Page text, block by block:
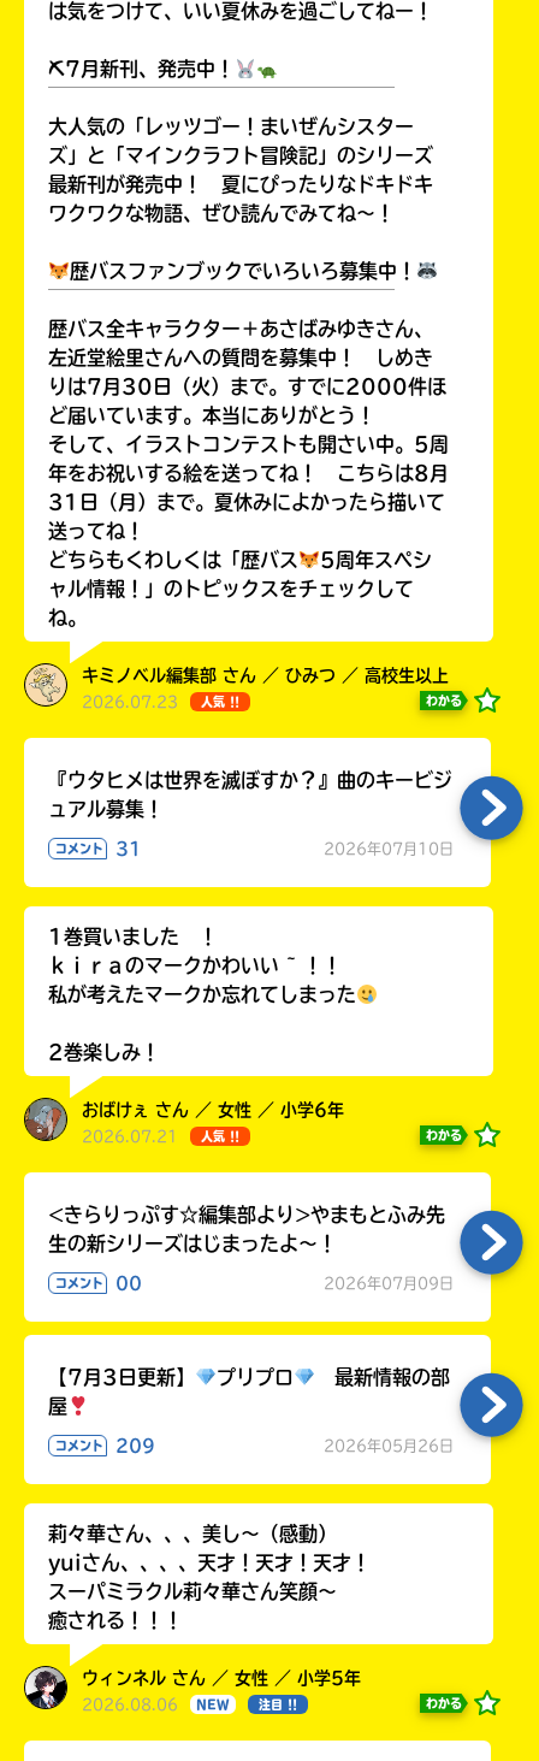
は気をつけて、いい夏休みを過ごしてねー！
⛏7月新刊、発売中！
大人気の「レッツゴー！まいぜんシスター
ズ」と「マインクラフト冒険記」のシリーズ
最新刊が発売中！ 夏にぴったりなドキドキ
ワクワクな物語、ぜひ読んでみてね～！
歴バスファンブックでいろいろ募集中！
歴バス全キャラクター＋あさばみゆきさん、
左近堂絵里さんへの質問を募集中！ しめき
りは7月30日（火）まで。すでに2000件ほ
ど届いています。本当にありがとう！
そして、イラストコンテストも開さい中。5周
年をお祝いする絵を送ってね！ こちらは8月
31日（月）まで。夏休みによかったら描いて
送ってね！
どちらもくわしくは「歴バス
5周年スペシ
ャル情報！」のトピックスをチェックして
ね。
キミノベル編集部 さん ／ ひみつ ／ 高校生以上
2026.07.23 人気 !! わかる
『ウタヒメは世界を滅ぼすか？』曲のキービジ
ュアル募集！
コメント 31 2026年07月10日
1巻買いました ！
ｋｉｒａのマークかわいい ~ ！！
私が考えたマークか忘れてしまった
2巻楽しみ！
おばけぇ さん ／ 女性 ／ 小学6年
2026.07.21 人気 !! わかる
<きらりっぷす☆編集部より>やまもとふみ先
生の新シリーズはじまったよ～！
コメント 00 2026年07月09日
【7月3日更新】 プリプロ
最新情報の部
屋
コメント 209 2026年05月26日
莉々華さん、、、美し〜（感動）
yuiさん、、、、天才！天才！天才！
スーパミラクル莉々華さん笑顔〜
癒される！！！
ウィンネル さん ／ 女性 ／ 小学5年
2026.08.06 NEW 注目 !! わかる